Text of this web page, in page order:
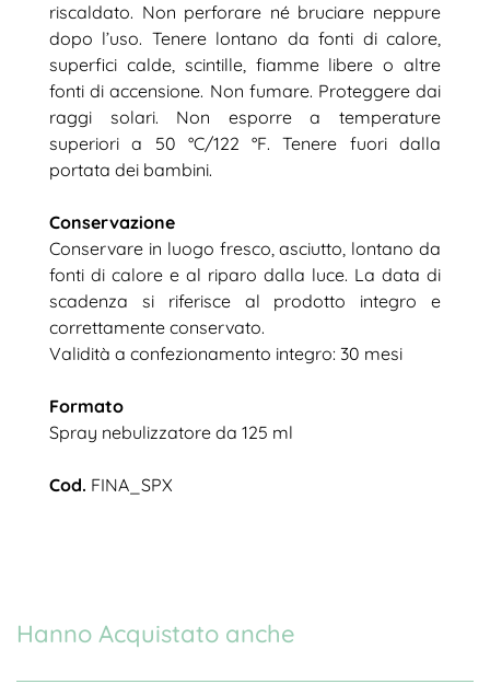
riscaldato. Non perforare né bruciare neppure
dopo l’uso. Tenere lontano da fonti di calore,
superfici calde, scintille, fiamme libere o altre
fonti di accensione. Non fumare. Proteggere dai
raggi solari. Non esporre a temperature
superiori a 50 °C/122 °F. Tenere fuori dalla
portata dei bambini.
Conservazione
Conservare in luogo fresco, asciutto, lontano da
fonti di calore e al riparo dalla luce. La data di
scadenza si riferisce al prodotto integro e
correttamente conservato.
Validità a confezionamento integro: 30 mesi
Formato
Spray nebulizzatore da 125 ml
Cod. FINA_SPX
Hanno Acquistato anche